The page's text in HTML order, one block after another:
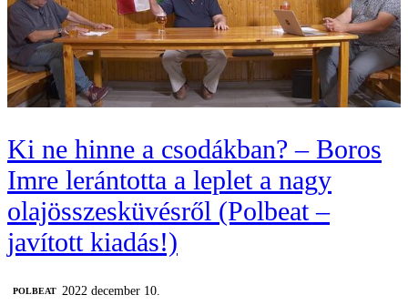
Ki ne hinne a csodákban? – Boros
Imre lerántotta a leplet a nagy
olajösszesküvésről (Polbeat –
javított kiadás!)
‎POLBEAT
2022 december 10.